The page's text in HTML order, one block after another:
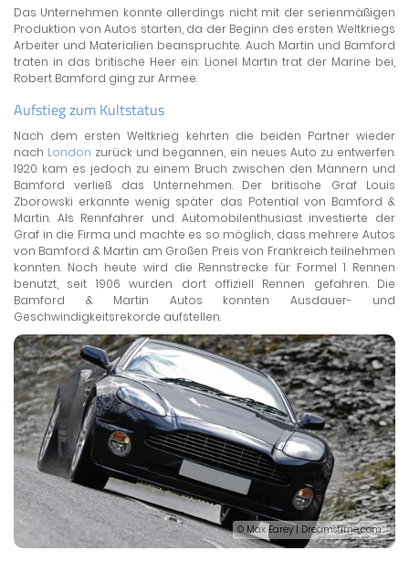
Das Unternehmen konnte allerdings nicht mit der serienmäßigen
Produktion von Autos starten, da der Beginn des ersten Weltkriegs
Arbeiter und Materialien beanspruchte. Auch Martin und Bamford
traten in das britische Heer ein: Lionel Martin trat der Marine bei,
Robert Bamford ging zur Armee.
Aufstieg zum Kultstatus
Nach dem ersten Weltkrieg kehrten die beiden Partner wieder
nach London zurück und begannen, ein neues Auto zu entwerfen.
1920 kam es jedoch zu einem Bruch zwischen den Männern und
Bamford verließ das Unternehmen. Der britische Graf Louis
Zborowski erkannte wenig später das Potential von Bamford &
Martin. Als Rennfahrer und Automobilenthusiast investierte der
Graf in die Firma und machte es so möglich, dass mehrere Autos
von Bamford & Martin am Großen Preis von Frankreich teilnehmen
konnten. Noch heute wird die Rennstrecke für Formel 1 Rennen
benutzt, seit 1906 wurden dort offiziell Rennen gefahren. Die
Bamford & Martin Autos konnten Ausdauer- und
Geschwindigkeitsrekorde aufstellen.
© Max Earey | Dreamstime.com